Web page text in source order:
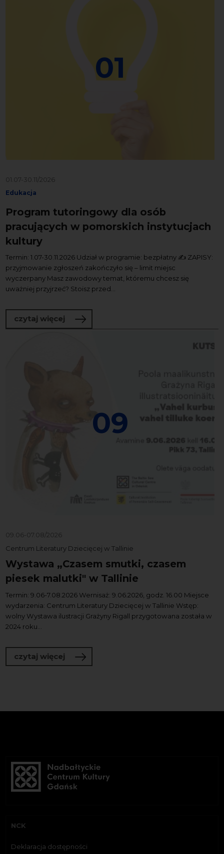
01
01.07-30.11/2026
Edukacja
Program tutoringowy dla osób
pracujących w pomorskich instytucjach
kultury
Termin: 1.07-30.11.2026 Udział w programie: bezpłatny ✍️ ZAPISY:
przyjmowanie zgłoszeń zakończyło się – limit miejsc
wyczerpany Masz zawodowy temat, któremu chcesz się
uważniej przyjrzeć? Stoisz przed...
czytaj więcej o Program tutoringowy dla osób
09
09.06-07.08/2026
Centrum Literatury Dziecięcej w Tallinie
Wystawa „Czasem smutki, czasem
piesek malutki" w Tallinie
Termin: 9.06-7.08.2026 Wernisaż: 9.06.2026, godz. 16.00 Miejsce
wydarzenia: Centrum Literatury Dziecięcej w Tallinie Wstęp:
wolny Wystawa ilustracji Grażyny Rigall przygotowana została w
2024 roku...
czytaj więcej o Wystawa „Czasem smutki, czasem
NCK
Deklaracja dostępności